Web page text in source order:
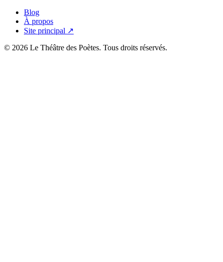
Blog
À propos
Site principal ↗
© 2026 Le Théâtre des Poètes. Tous droits réservés.